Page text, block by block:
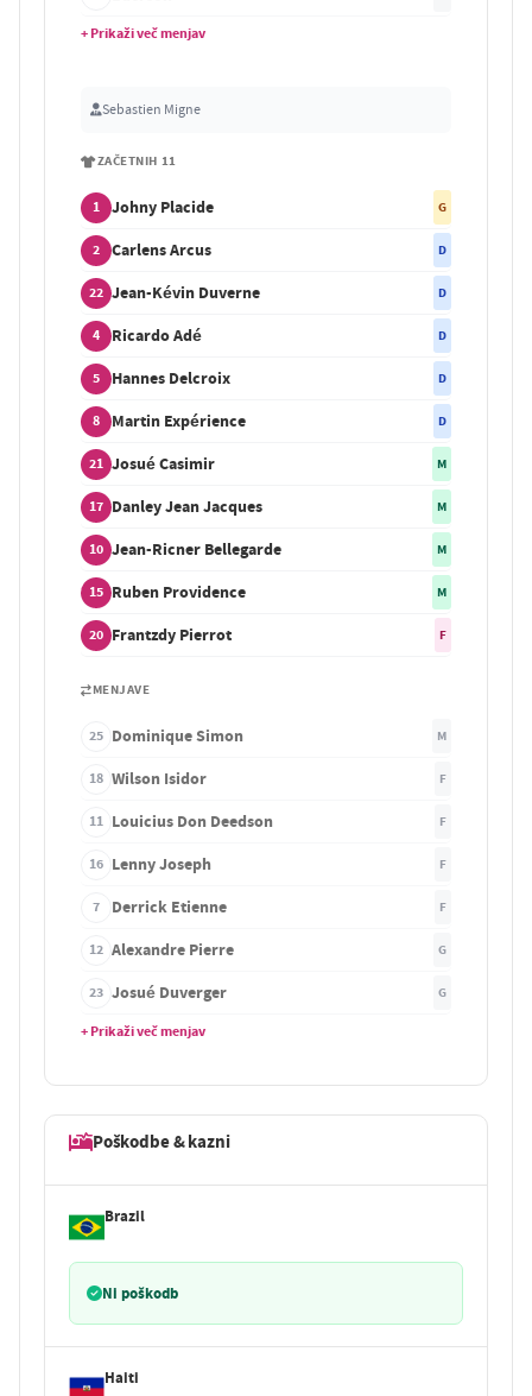
+ Prikaži več menjav
Sebastien Migne
ZAČETNIH 11
1 Johny Placide G
2 Carlens Arcus D
22 Jean-Kévin Duverne D
4 Ricardo Adé D
5 Hannes Delcroix D
8 Martin Expérience D
21 Josué Casimir M
17 Danley Jean Jacques M
10 Jean-Ricner Bellegarde M
15 Ruben Providence M
20 Frantzdy Pierrot F
MENJAVE
25 Dominique Simon M
18 Wilson Isidor F
11 Louicius Don Deedson F
16 Lenny Joseph F
7 Derrick Etienne F
12 Alexandre Pierre G
23 Josué Duverger G
+ Prikaži več menjav
Poškodbe & kazni
Brazil
Ni poškodb
Haiti